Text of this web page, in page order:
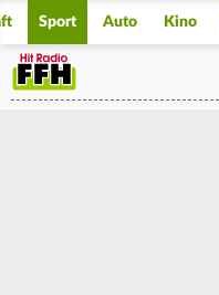
Sport Auto Kino